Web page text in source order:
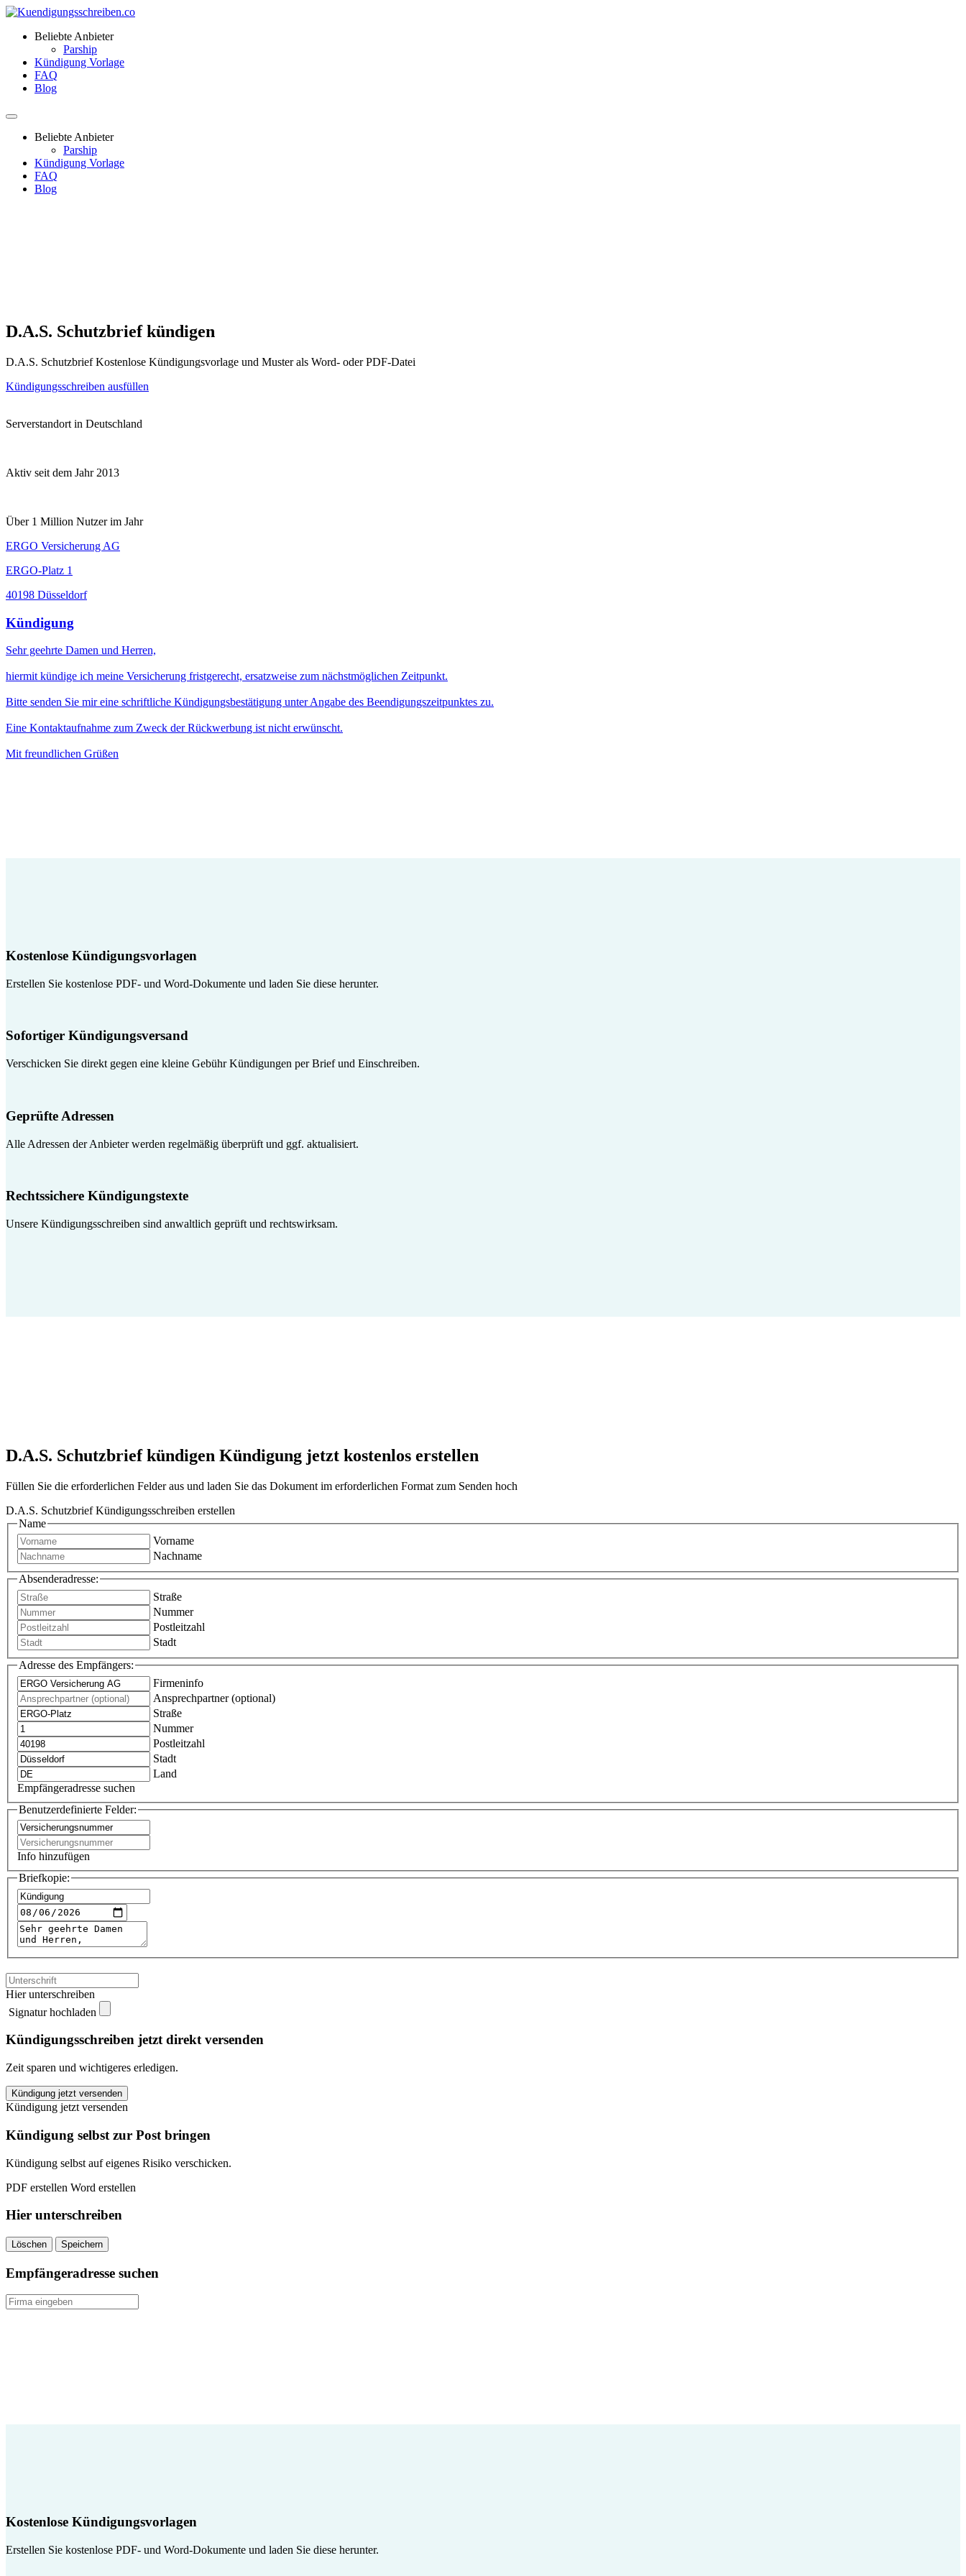
Beliebte Anbieter
Parship
Kündigung Vorlage
FAQ
Blog
Beliebte Anbieter
Parship
Kündigung Vorlage
FAQ
Blog
D.A.S. Schutzbrief kündigen
D.A.S. Schutzbrief Kostenlose Kündigungsvorlage und Muster als Word- oder PDF-Datei
Kündigungsschreiben ausfüllen
Serverstandort in Deutschland
Aktiv seit dem Jahr 2013
Über 1 Million Nutzer im Jahr
ERGO Versicherung AG
ERGO-Platz 1
40198 Düsseldorf
Kündigung
Sehr geehrte Damen und Herren,
hiermit kündige ich meine Versicherung fristgerecht, ersatzweise zum nächstmöglichen Zeitpunkt.
Bitte senden Sie mir eine schriftliche Kündigungsbestätigung unter Angabe des Beendigungszeitpunktes zu.
Eine Kontaktaufnahme zum Zweck der Rückwerbung ist nicht erwünscht.
Mit freundlichen Grüßen
Kostenlose Kündigungsvorlagen
Erstellen Sie kostenlose PDF- und Word-Dokumente und laden Sie diese herunter.
Sofortiger Kündigungsversand
Verschicken Sie direkt gegen eine kleine Gebühr Kündigungen per Brief und Einschreiben.
Geprüfte Adressen
Alle Adressen der Anbieter werden regelmäßig überprüft und ggf. aktualisiert.
Rechtssichere Kündigungstexte
Unsere Kündigungsschreiben sind anwaltlich geprüft und rechtswirksam.
D.A.S. Schutzbrief kündigen Kündigung jetzt kostenlos erstellen
Füllen Sie die erforderlichen Felder aus und laden Sie das Dokument im erforderlichen Format zum Senden hoch
D.A.S. Schutzbrief Kündigungsschreiben erstellen
Name
Vorname
Nachname
Absenderadresse:
Straße
Nummer
Postleitzahl
Stadt
Adresse des Empfängers:
Firmeninfo
Ansprechpartner (optional)
Straße
Nummer
Postleitzahl
Stadt
Land
Empfängeradresse suchen
Benutzerdefinierte Felder:
Info hinzufügen
Briefkopie:
Hier unterschreiben
Signatur hochladen
Kündigungsschreiben jetzt direkt versenden
Zeit sparen und wichtigeres erledigen.
D.A.S.
Schutzbrief
kündigen
quantity
Kündigung jetzt versenden
Kündigung jetzt versenden
Kündigung selbst zur Post bringen
Kündigung selbst auf eigenes Risiko verschicken.
PDF erstellen Word erstellen
Hier unterschreiben
Löschen Speichern
Empfängeradresse suchen
Kostenlose Kündigungsvorlagen
Erstellen Sie kostenlose PDF- und Word-Dokumente und laden Sie diese herunter.